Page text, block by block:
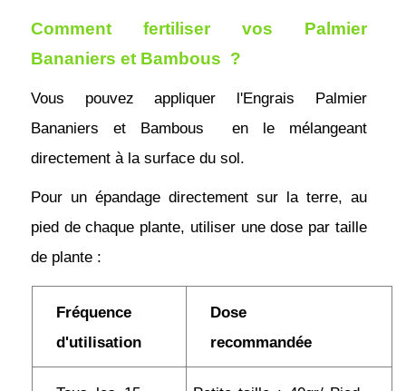
Comment fertiliser vos Palmier
Bananiers et Bambous  ?
Vous pouvez appliquer l'Engrais Palmier
Bananiers et Bambous  en le mélangeant
directement à la surface du sol.
Pour un épandage directement sur la terre, au
pied de chaque plante, utiliser une dose par taille
de plante :
Fréquence
d'utilisation
Dose
recommandée